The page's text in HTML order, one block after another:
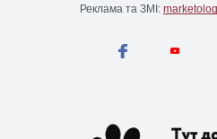
Реклама та ЗМІ: